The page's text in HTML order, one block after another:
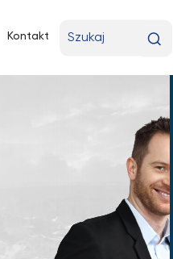
Kontakt
wyszukiwaną